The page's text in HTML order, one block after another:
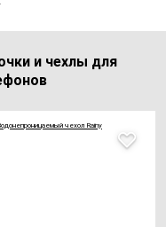
и чехлы для